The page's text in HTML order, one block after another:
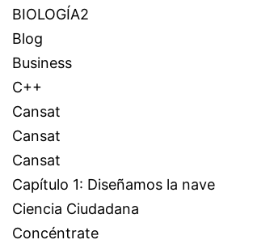
BIOLOGÍA2
Blog
Business
C++
Cansat
Cansat
Cansat
Capítulo 1: Diseñamos la nave
Ciencia Ciudadana
Concéntrate